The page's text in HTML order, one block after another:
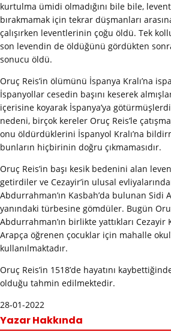
kurtulma ümidi olmadığını bile bile,
bırakmamak için tekrar düşmanları
çalışırken leventlerinin çoğu öldü. Tek
son levendin de öldüğünü gördükten
sonucu öldü.
Oruç Reis’in ölümünü İspanya Kralı’na
İspanyollar cesedin başını keserek
içerisine koyarak İspanya’ya
nedeni, birçok kereler Oruç Reis’le
onu öldürdüklerini İspanyol Kralı’na
bunların hiçbirinin doğru çıkmamasıdır.
Oruç Reis’in başı kesik bedenini alan
getirdiler ve Cezayir’in ulusal
Abdurrahman’ın Kasbah’da bulunan Sidi
yanındaki türbesine gömdüler. Bugün
Abdurrahman’ın birlikte yattıkları Cezayir
Arapça öğrenen çocuklar için mahalle
kullanılmaktadır.
Oruç Reis’in 1518’de hayatını
olduğu tahmin edilmektedir.
28-01-2022
Yazar Hakkında